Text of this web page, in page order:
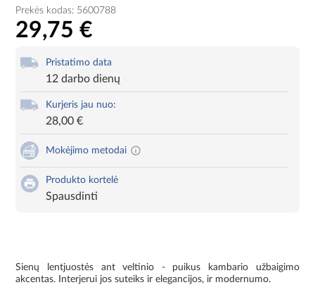
Prekės kodas: 5600788
29,75 €
Pristatimo data
12 darbo dienų
Kurjeris jau nuo:
28,00 €
Mokėjimo metodai
Produkto kortelė
Spausdinti
Sienų lentjuostės ant veltinio - puikus kambario užbaigimo
akcentas. Interjerui jos suteiks ir elegancijos, ir modernumo.